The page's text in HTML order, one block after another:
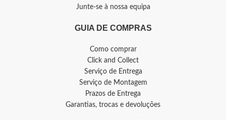
Junte-se à nossa equipa
GUIA DE COMPRAS
Como comprar
Click and Collect
Serviço de Entrega
Serviço de Montagem
Prazos de Entrega
Garantias, trocas e devoluções